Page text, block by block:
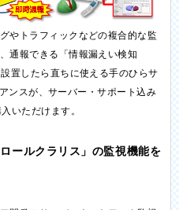
やトラフィックなどの複合的な監
通報できる「情報漏えい検知
置したら直ちに使える手のひらサ
ンスが、サーバー・サポート込み
いただけます。
ールクラリス」の監視機能を